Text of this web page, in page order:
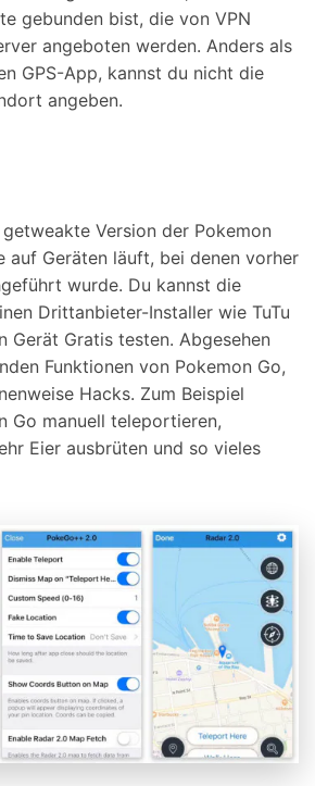
gebunden bist, die von VPN
angeboten werden. Anders als
GPS-App, kannst du nicht die
angeben.
Version der Pokemon
auf Geräten läuft, bei denen vorher
wurde. Du kannst die
Drittanbieter-Installer wie TuTu
Gerät Gratis testen. Abgesehen
Funktionen von Pokemon Go,
Hacks. Zum Beispiel
Go manuell teleportieren,
Eier ausbrüten und so vieles